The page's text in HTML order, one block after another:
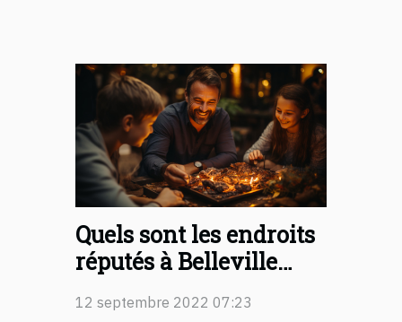
Quels sont les endroits
réputés à Belleville
pour des soirées
familiales ?
12 septembre 2022 07:23